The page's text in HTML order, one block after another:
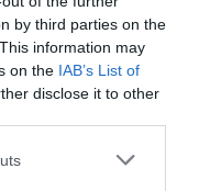
by third parties on the
information may
on the IAB’s List of
disclose it to other
20 janvier 2021 - 10 h
58 min
Marseille et